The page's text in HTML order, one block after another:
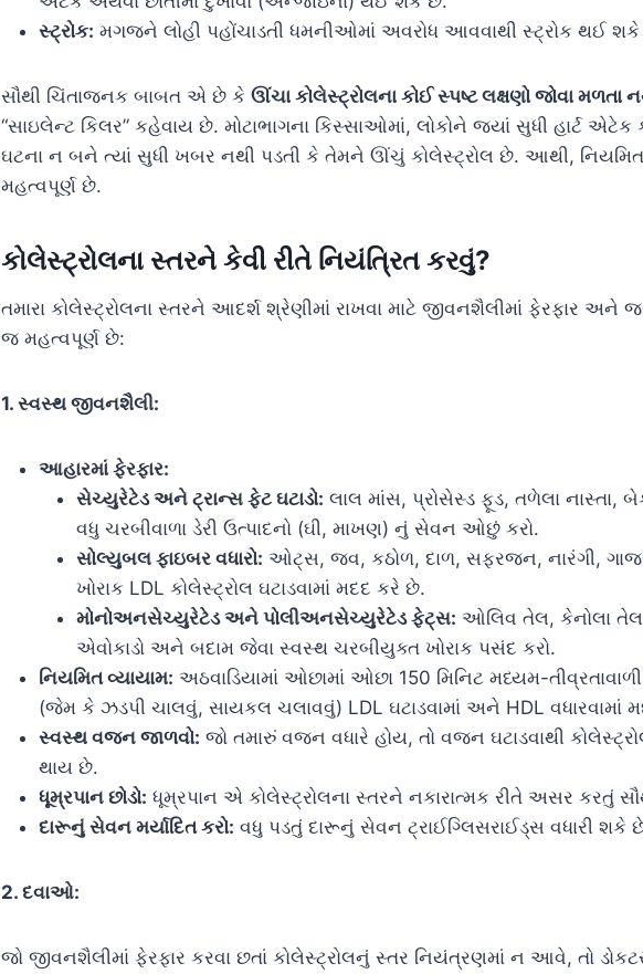
સ્ટ્રોક: મગજને લોહી પહોંચાડતી ધમનીઓમાં અવરોધ આવવાથી સ્ટ્રોક થઈ
સૌથી ચિંતાજનક બાબત એ છે કે ઊંચા કોલેસ્ટ્રોલના કોઈ સ્પષ્ટ લક્ષણો જોવા મળતા
“સાઇલેન્ટ કિલર” કહેવાય છે. મોટાભાગના કિસ્સાઓમાં, લોકોને જ્યાં સુધી હાર્ટ એટેક
ઘટના ન બને ત્યાં સુધી ખબર નથી પડતી કે તેમને ઊંચું કોલેસ્ટ્રોલ છે. આથી,
મહત્વપૂર્ણ છે.
કોલેસ્ટ્રોલના સ્તરને કેવી રીતે નિયંત્રિત કરવું?
તમારા કોલેસ્ટ્રોલના સ્તરને આદર્શ શ્રેણીમાં રાખવા માટે જીવનશૈલીમાં ફેરફાર
જ મહત્વપૂર્ણ છે:
1. સ્વસ્થ જીવનશૈલી:
આહારમાં ફેરફાર:
સેચ્યુરેટેડ અને ટ્રાન્સ ફેટ ઘટાડો: લાલ માંસ, પ્રોસેસ્ડ ફૂડ, તળેલા નાસ્તા,
વધુ ચરબીવાળા ડેરી ઉત્પાદનો (ઘી, માખણ) નું સેવન ઓછું કરો.
સોલ્યુબલ ફાઇબર વધારો: ઓટ્સ, જવ, કઠોળ, દાળ, સફરજન, નારંગી,
ખોરાક LDL કોલેસ્ટ્રોલ ઘટાડવામાં મદદ કરે છે.
મોનોઅનસેચ્યુરેટેડ અને પોલીઅનસેચ્યુરેટેડ ફેટ્સ: ઓલિવ તેલ, કેનોલા
એવોકાડો અને બદામ જેવા સ્વસ્થ ચરબીયુક્ત ખોરાક પસંદ કરો.
નિયમિત વ્યાયામ: અઠવાડિયામાં ઓછામાં ઓછા 150 મિનિટ મધ્યમ-
(જેમ કે ઝડપી ચાલવું, સાયકલ ચલાવવું) LDL ઘટાડવામાં અને HDL વધારવામાં
સ્વસ્થ વજન જાળવો: જો તમારું વજન વધારે હોય, તો વજન ઘટાડવાથી
થાય છે.
ધૂમ્રપાન છોડો: ધૂમ્રપાન એ કોલેસ્ટ્રોલના સ્તરને નકારાત્મક રીતે અસર કરતું
દારૂનું સેવન મર્યાદિત કરો: વધુ પડતું દારૂનું સેવન ટ્રાઈગ્લિસરાઈડ્સ વધારી શકે
2. દવાઓ:
જો જીવનશૈલીમાં ફેરફાર કરવા છતાં કોલેસ્ટ્રોલનું સ્તર નિયંત્રણમાં ન આવે, તો